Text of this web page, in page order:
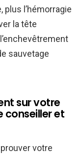
plus l’hémorragie
la tête
sauvetage
sur votre
conseiller et
votre